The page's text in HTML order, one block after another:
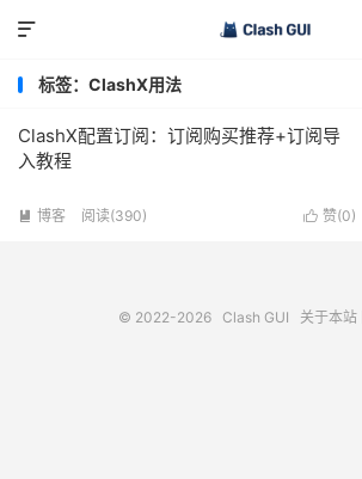

标签：ClashX用法
ClashX配置订阅：订阅购买推荐+订阅导
入教程
 赞(0)
 博客 阅读(390)
© 2022-2026 Clash GUI 关于本站